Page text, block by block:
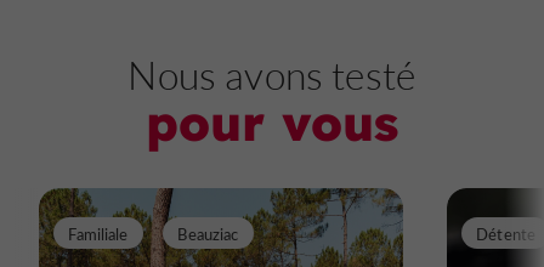
Nous avons testé
pour vous
Familiale Beauziac Détente